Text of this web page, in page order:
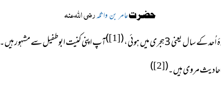
حضرتعامر بن واثلہ رضی اللہ عنہ
یعنی 3ہجری میں ہوئی، (
[1]
)آپاپنی کنیت ابوطفیل سے مشہور ہیں۔
(
[2]
)